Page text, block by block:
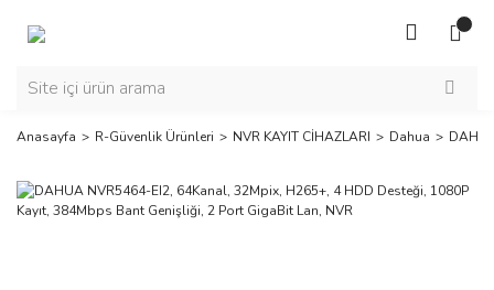
Anasayfa R-Güvenlik Ürünleri NVR KAYIT CİHAZLARI Dahua